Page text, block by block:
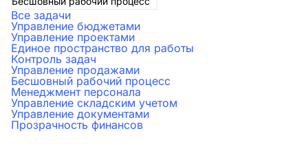
Все задачи
Управление бюджетами
Управление проектами
Единое пространство для работы
Контроль задач
Управление продажами
Бесшовный рабочий процесс
Менеджмент персонала
Управление складским учетом
Управление документами
Прозрачность финансов